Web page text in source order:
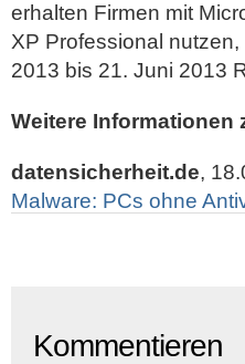
erhalten Firmen mit
XP Professional
2013 bis 21. Juni 2013
Weitere Informationen
datensicherheit.de,
Malware: PCs ohne
Kommentieren